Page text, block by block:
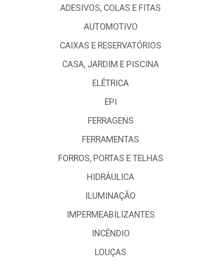
ADESIVOS, COLAS E FITAS
AUTOMOTIVO
CAIXAS E RESERVATÓRIOS
CASA, JARDIM E PISCINA
ELÉTRICA
EPI
FERRAGENS
FERRAMENTAS
FORROS, PORTAS E TELHAS
HIDRÁULICA
ILUMINAÇÃO
IMPERMEABILIZANTES
INCÊNDIO
LOUÇAS